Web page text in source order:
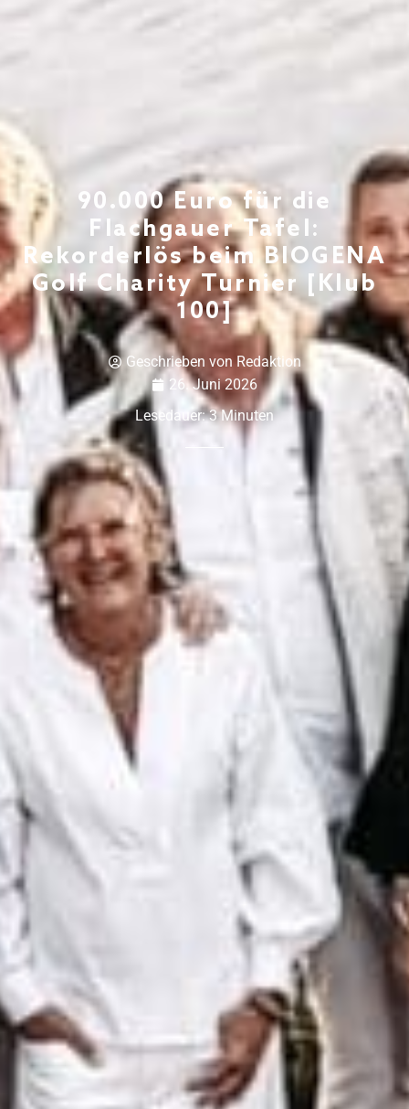
90.000 Euro für die
Flachgauer Tafel:
Rekorderlös beim BIOGENA
Golf Charity Turnier [Klub
100]
Geschrieben von Redaktion
26. Juni 2026
Lesedauer: 3 Minuten